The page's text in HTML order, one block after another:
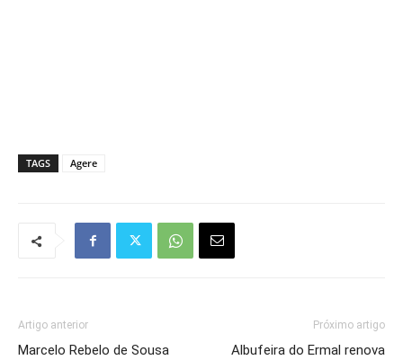
TAGS Agere
Artigo anterior
Marcelo Rebelo de Sousa
Próximo artigo
Albufeira do Ermal renova